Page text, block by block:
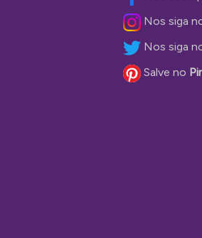
Nos siga
Nos siga
Salve no